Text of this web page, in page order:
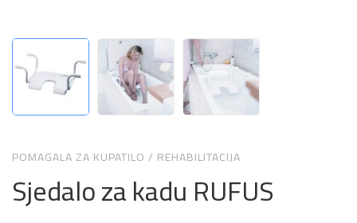
POMAGALA ZA KUPATILO / REHABILITACIJA
Sjedalo za kadu RUFUS